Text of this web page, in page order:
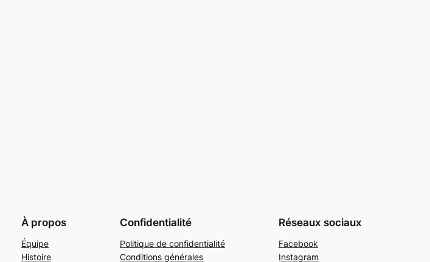
À propos
Équipe
Histoire
Confidentialité
Politique de confidentialité
Conditions générales
Réseaux sociaux
Facebook
Instagram